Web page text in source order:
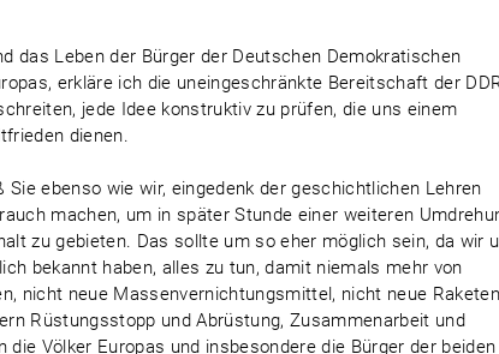
das Leben der Bürger der Deutschen Demokratischen
erkläre ich die uneingeschränkte Bereitschaft der
jede Idee konstruktiv zu prüfen, die uns einem
dienen.
ebenso wie wir, eingedenk der geschichtlichen Lehren
machen, um in später Stunde einer weiteren
zu gebieten. Das sollte um so eher möglich sein, da wir
bekannt haben, alles zu tun, damit niemals mehr von
nicht neue Massenvernichtungsmittel, nicht neue
Rüstungsstopp und Abrüstung, Zusammenarbeit und
Völker Europas und insbesondere die Bürger der beiden